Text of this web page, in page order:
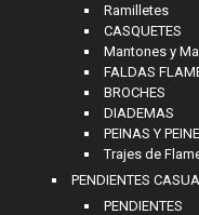
Ramilletes
CASQUETES
Mantones y
FALDAS
BROCHES
DIADEMAS
PEINAS Y
Trajes de
PENDIENTES
PENDIENTES